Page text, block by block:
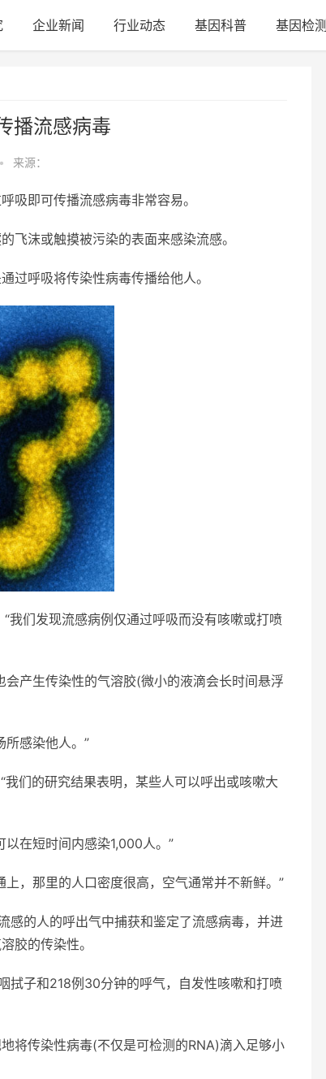
企业新闻 行业动态 基因科普 基因检测
播流感病毒
• 来源：
吸即可传播流感病毒非常容易。
飞沫或触摸被污染的表面来感染流感。
过呼吸将传染性病毒传播给他人。
我们发现流感病例仅通过呼吸而没有咳嗽或打喷
产生传染性的气溶胶(微小的液滴会长时间悬浮
所感染他人。”
们的研究结果表明，某些人可以呼出或咳嗽大
在短时间内感染1,000人。”
，那里的人口密度很高，空气通常并不新鲜。”
感的人的呼出气中捕获和鉴定了流感病毒，并进
胶的传染性。
拭子和218例30分钟的呼气，自发性咳嗽和打喷
将传染性病毒(不仅是可检测的RNA)滴入足够小